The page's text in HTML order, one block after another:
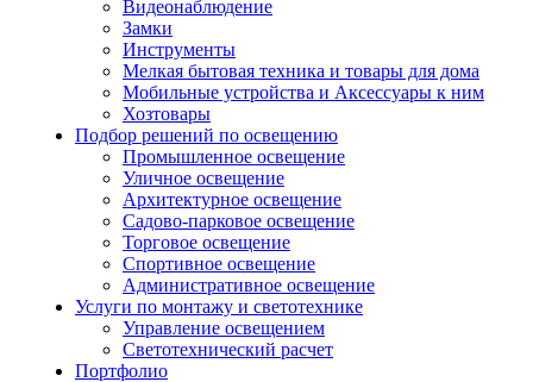
Видеонаблюдение
Замки
Инструменты
Мелкая бытовая техника и товары для дома
Мобильные устройства и Аксессуары к ним
Хозтовары
Подбор решений по освещению
Промышленное освещение
Уличное освещение
Архитектурное освещение
Садово-парковое освещение
Торговое освещение
Спортивное освещение
Административное освещение
Услуги по монтажу и светотехнике
Управление освещением
Светотехнический расчет
Портфолио